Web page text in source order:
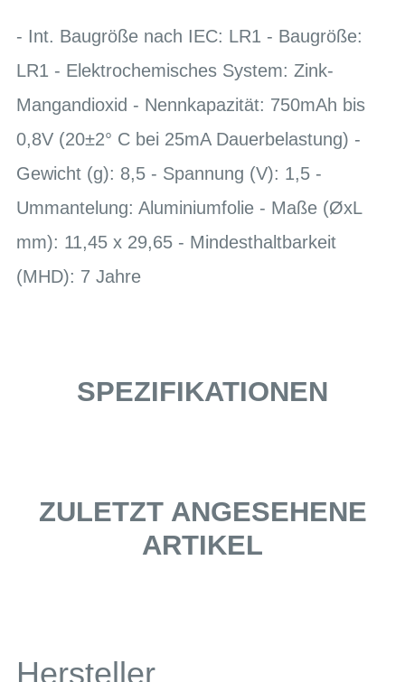
- Int. Baugröße nach IEC: LR1 - Baugröße:
LR1 - Elektrochemisches System: Zink-
Mangandioxid - Nennkapazität: 750mAh bis
0,8V (20±2° C bei 25mA Dauerbelastung) -
Gewicht (g): 8,5 - Spannung (V): 1,5 -
Ummantelung: Aluminiumfolie - Maße (ØxL
mm): 11,45 x 29,65 - Mindesthaltbarkeit
(MHD): 7 Jahre
SPEZIFIKATIONEN
ZULETZT ANGESEHENE
ARTIKEL
Hersteller